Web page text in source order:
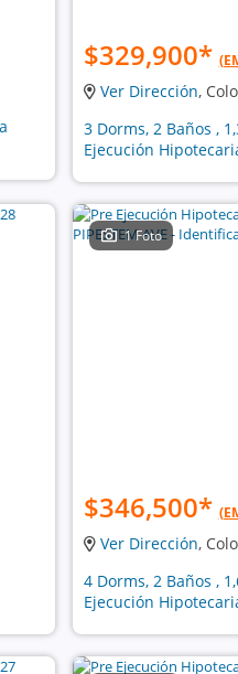
$329,900*
Ver Dirección,
3 Dorms, 2 Baños ,
Ejecución
1 Foto
$346,500*
Ver Dirección,
4 Dorms, 2 Baños ,
Ejecución